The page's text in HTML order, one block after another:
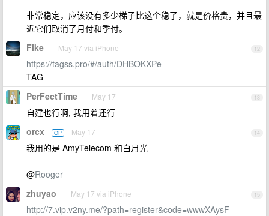
非常稳定，应该没有多少梯子比这个稳了，就是价格贵，并且最
近它们取消了月付和季付。
12
Fike May 17 via iPhone
https://tagss.pro/#/auth/DHBOKXPe
TAG
13
PerFectTime May 17
自建也行啊, 我用着还行
14
orcx OP May 17
我用的是 AmyTelecom 和白月光
@Rooger
15
zhuyao May 17 via iPhone
http://7.vip.v2ny.me/?path=register&code=wwwXAysF